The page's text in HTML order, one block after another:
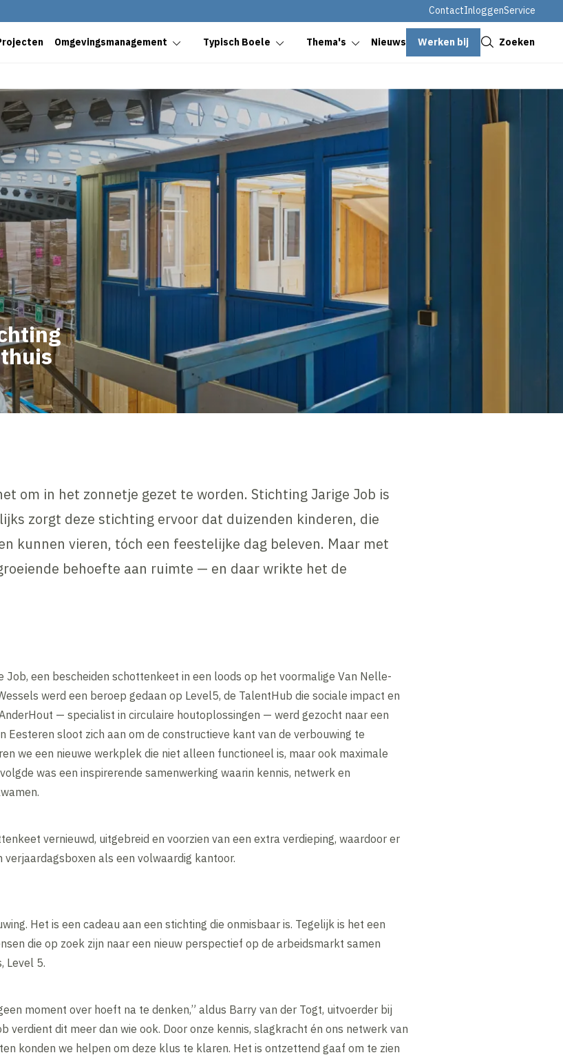
ContactInloggenService
Omgevingsmanagement Typisch Boele Thema's Nieuws Werken bij Zoeken
om in het zonnetje gezet te worden. Stichting Jarige Job is
zorgt deze stichting ervoor dat duizenden kinderen, die
kunnen vieren, tóch een feestelijke dag beleven. Maar met
behoefte aan ruimte — en daar wrikte het de
Job, een bescheiden schottenkeet in een loods op het voormalige Van Nelle-
werd een beroep gedaan op Level5, de TalentHub die sociale impact en
— specialist in circulaire houtoplossingen — werd gezocht naar een
Eesteren sloot zich aan om de constructieve kant van de verbouwing te
we een nieuwe werkplek die niet alleen functioneel is, maar ook maximale
was een inspirerende samenwerking waarin kennis, netwerk en
vernieuwd, uitgebreid en voorzien van een extra verdieping, waardoor er
als een volwaardig kantoor.
Het is een cadeau aan een stichting die onmisbaar is. Tegelijk is het een
die op zoek zijn naar een nieuw perspectief op de arbeidsmarkt samen
Level 5.
moment over hoeft na te denken,” aldus Barry van der Togt, uitvoerder bij
verdient dit meer dan wie ook. Door onze kennis, slagkracht én ons netwerk van
konden we helpen om deze klus te klaren. Het is ontzettend gaaf om te zien
Sluiten